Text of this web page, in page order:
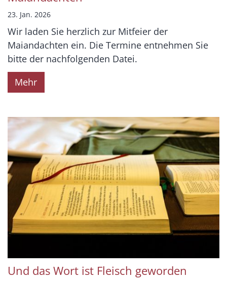
23. Jan. 2026
Wir laden Sie herzlich zur Mitfeier der
Maiandachten ein. Die Termine entnehmen Sie
bitte der nachfolgenden Datei.
Mehr
Und das Wort ist Fleisch geworden